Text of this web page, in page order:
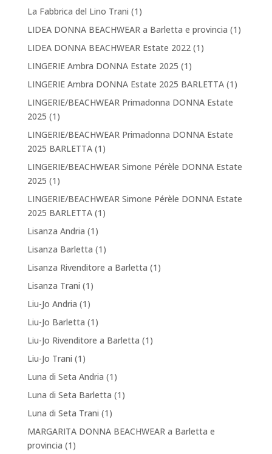
La Fabbrica del Lino Trani (1)
LIDEA DONNA BEACHWEAR a Barletta e provincia (1)
LIDEA DONNA BEACHWEAR Estate 2022(1)
LINGERIE Ambra DONNA Estate 2025 (1)
LINGERIE Ambra DONNA Estate 2025 BARLETTA(1)
LINGERIE/BEACHWEAR Primadonna DONNA Estate
2025 (1)
LINGERIE/BEACHWEAR Primadonna DONNA Estate
2025 BARLETTA(1)
LINGERIE/BEACHWEAR Simone Pérèle DONNA Estate
2025 (1)
LINGERIE/BEACHWEAR Simone Pérèle DONNA Estate
2025 BARLETTA(1)
Lisanza Andria (1)
Lisanza Barletta (1)
Lisanza Rivenditore a Barletta (1)
Lisanza Trani (1)
Liu-Jo Andria (1)
Liu-Jo Barletta (1)
Liu-Jo Rivenditore a Barletta (1)
Liu-Jo Trani (1)
Luna di Seta Andria (1)
Luna di Seta Barletta (1)
Luna di Seta Trani (1)
MARGARITA DONNA BEACHWEAR a Barletta e
provincia (1)